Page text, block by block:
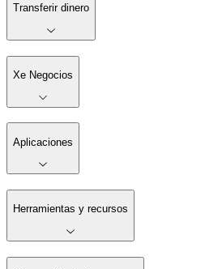
Transferir dinero
Xe Negocios
Aplicaciones
Herramientas y recursos